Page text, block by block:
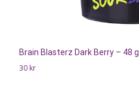
Brain Blasterz Dark Berry – 48 g
30 kr